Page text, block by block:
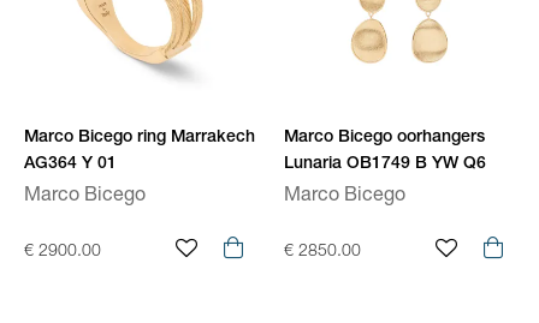
Marco Bicego ring Marrakech
AG364 Y 01
Marco Bicego
€ 2900.00
Marco Bicego oorhangers
Lunaria OB1749 B YW Q6
Marco Bicego
€ 2850.00